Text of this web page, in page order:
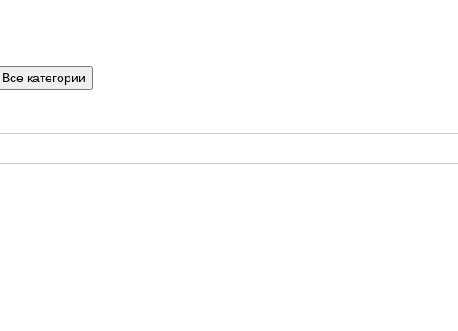
Все категории